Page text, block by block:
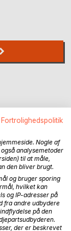
for adults,
on a
break.
Fortrolighedspolitik
Nogle af
analysemetoder
til at måle,
den bliver brugt.
og bruger sporing
hvilket kan
og IP-adresser på
fra andre udbydere
på den
der er beskrevet